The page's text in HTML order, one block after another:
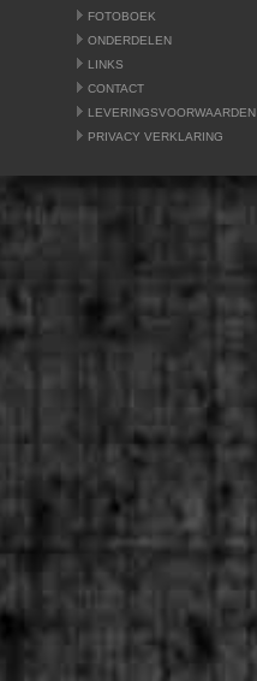
FOTOBOEK
ONDERDELEN
LINKS
CONTACT
LEVERINGSVOORWAARDEN
PRIVACY VERKLARING